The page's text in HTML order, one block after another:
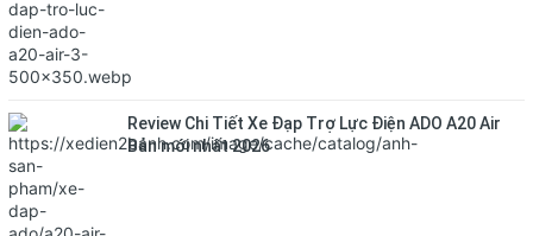
Review Chi Tiết Xe Đạp Trợ Lực Điện ADO A20 Air
Bản mới nhất 2026